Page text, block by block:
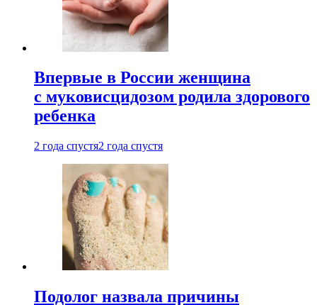
Впервые в России женщина
с муковисцидозом родила здорового
ребенка
2 года спустя2 года спустя
Подолог назвала причины